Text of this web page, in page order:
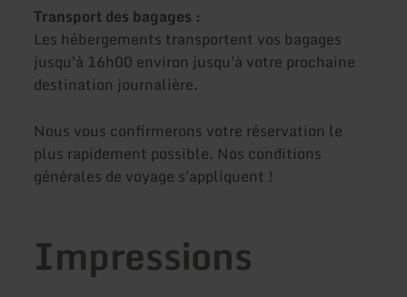
Transport des bagages :
Les hébergements transportent vos bagages
jusqu'à 16h00 environ jusqu'à votre prochaine
destination journalière.
Nous vous confirmerons votre réservation le
plus rapidement possible. Nos conditions
générales de voyage s'appliquent !
Impressions